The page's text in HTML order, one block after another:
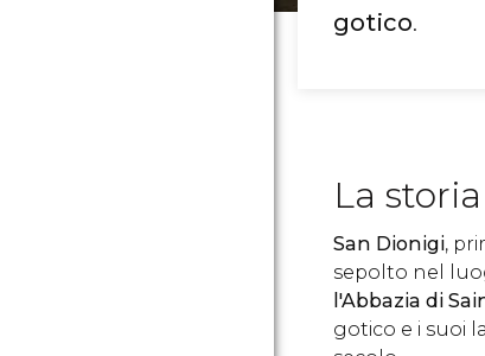
gotico.
La
San Dionigi,
sepolto nel
l'Abbazia di
gotico e i suoi